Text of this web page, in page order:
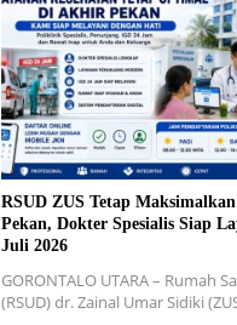
RSUD ZUS Tetap
Pekan, Dokter Spesialis Siap
Juli 2026
GORONTALO UTARA – Rumah
(RSUD) dr. Zainal Umar Sidiki